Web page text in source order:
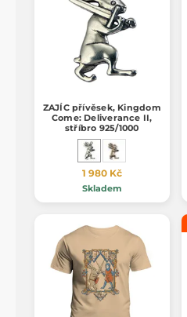
ZAJÍC přívěsek, Kingdom
Come: Deliverance II,
stříbro 925/1000
1 980 Kč
Skladem